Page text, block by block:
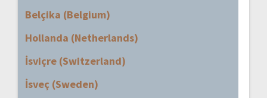
Belçika (Belgium)
Hollanda (Netherlands)
İsviçre (Switzerland)
İsveç (Sweden)